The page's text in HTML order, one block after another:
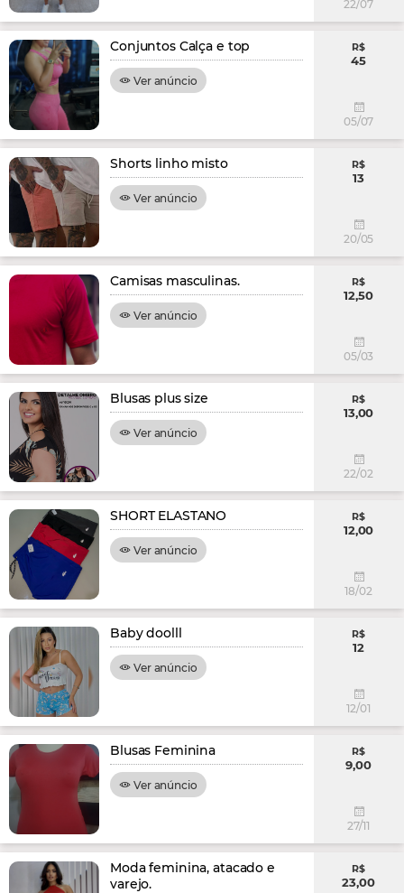
22/07
Conjuntos Calça e top
Ver anúncio
R$
45
05/07
Shorts linho misto
Ver anúncio
R$
13
20/05
Camisas masculinas.
Ver anúncio
R$
12,50
05/03
Blusas plus size
Ver anúncio
R$
13,00
22/02
SHORT ELASTANO
Ver anúncio
R$
12,00
18/02
Baby doolll
Ver anúncio
R$
12
12/01
Blusas Feminina
Ver anúncio
R$
9,00
27/11
Moda feminina, atacado e
varejo.
R$
23,00